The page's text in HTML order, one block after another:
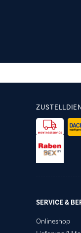
SERVICE &
Onlineshop